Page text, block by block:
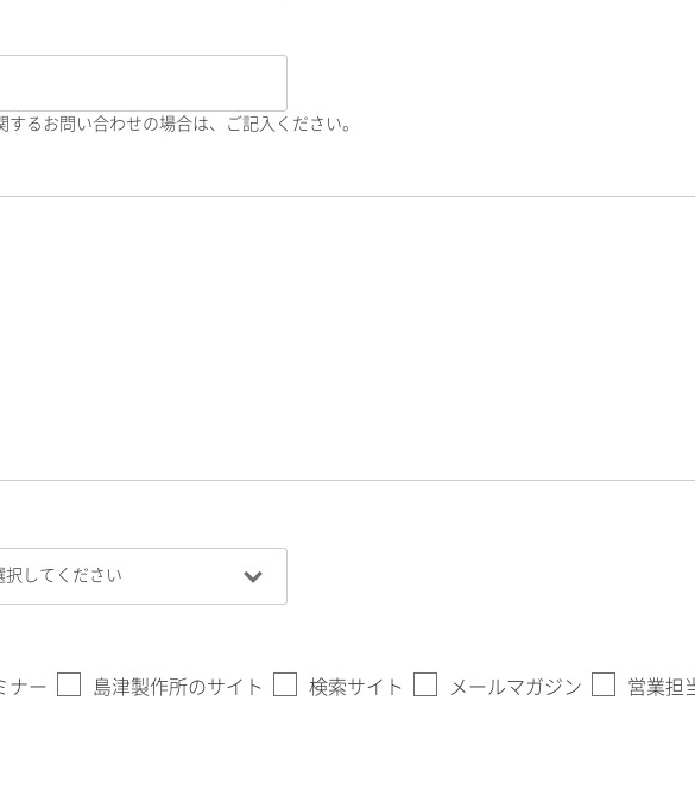
するお問い合わせの場合は、ご記入ください。
ナー 島津製作所のサイト 検索サイト メールマガジン 営業担